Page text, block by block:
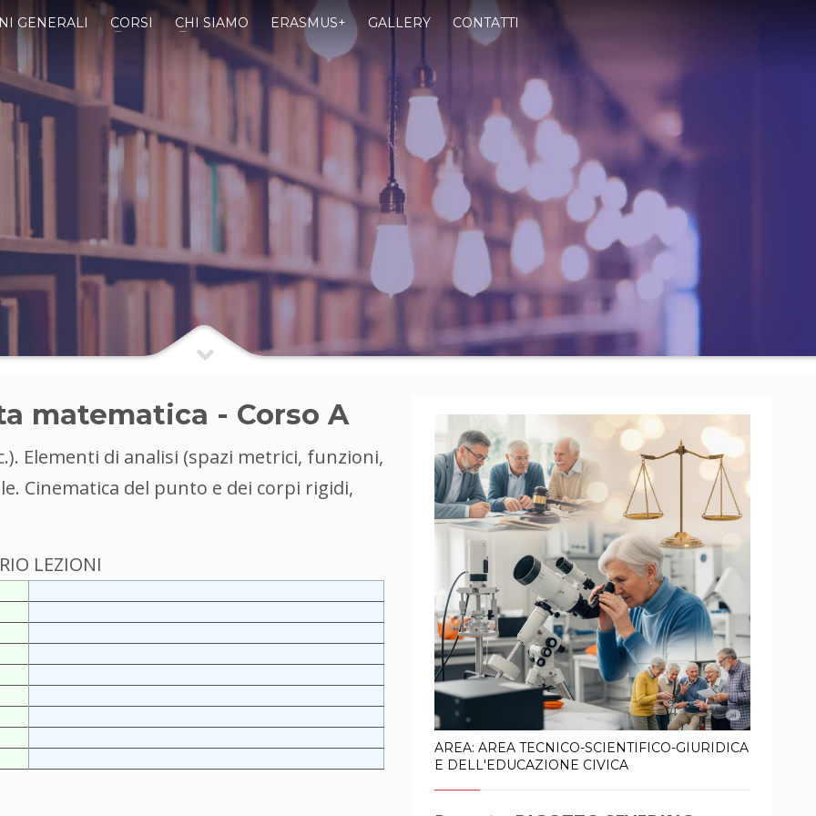
GENERALI CORSI CHI SIAMO ERASMUS+ GALLERY CONTATTI
matematica - Corso A
Elementi di analisi (spazi metrici, funzioni,
Cinematica del punto e dei corpi rigidi,
LEZIONI
AREA: AREA TECNICO-SCIENTIFICO-GIURIDICA
E DELL'EDUCAZIONE CIVICA